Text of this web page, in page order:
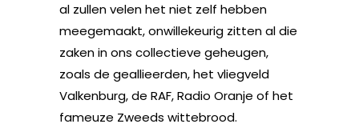
al zullen velen het niet zelf hebben
meegemaakt, onwillekeurig zitten al die
zaken in ons collectieve geheugen,
zoals de geallieerden, het vliegveld
Valkenburg, de RAF, Radio Oranje of het
fameuze Zweeds wittebrood.